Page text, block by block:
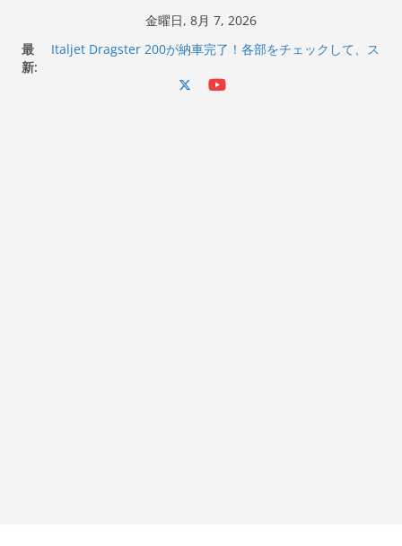
金曜日, 8月 7, 2026
最
新:
Italjet Dragster 200のフロントISSサスの動きが判ったら
コーナリングが楽しくなった
マホホルダー付けて、ガラスコーティング行って来た